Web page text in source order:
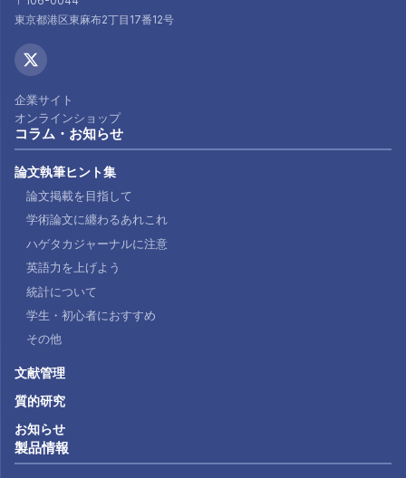
東京都港区東麻布2丁目17番12号
企業サイト
オンラインショップ
コラム・お知らせ
論文執筆ヒント集
論文掲載を目指して
学術論文に纏わるあれこれ
ハゲタカジャーナルに注意
英語力を上げよう
統計について
学生・初心者におすすめ
その他
文献管理
質的研究
お知らせ
製品情報